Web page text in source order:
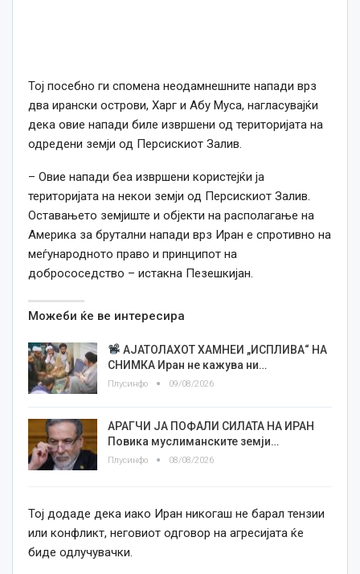
Тој посебно ги спомена неодамнешните напади врз
два ирански острови, Харг и Абу Муса, нагласувајќи
дека овие напади биле извршени од територијата на
одредени земји од Персискиот Залив.
– Овие напади беа извршени користејќи ја
територијата на некои земји од Персискиот Залив.
Оставањето земјиште и објекти на располагање на
Америка за брутални напади врз Иран е спротивно на
меѓународното право и принципот на
добрососедство – истакна Пезешкијан.
Можеби ќе ве интересира
АЈАТОЛАХОТ ХАМНЕИ „ИСПЛИВА“ НА
СНИМКА Иран не кажува ни…
Плусинфо 09/08/2026
АРАГЧИ ЈА ПОФАЛИ СИЛАТА НА ИРАН
Повика муслиманските земји…
Плусинфо 08/08/2026
Тој додаде дека иако Иран никогаш не барал тензии
или конфликт, неговиот одговор на агресијата ќе
биде одлучувачки.